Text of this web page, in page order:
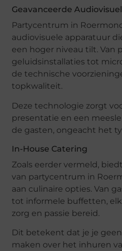
Geavanceerde
Partycentrum in
audiovisuele apparatuur
een hoger niveau tilt. Van
geluidsinstallaties tot
de technische
topkwaliteit.
Deze technologie zorgt
presentatie en een
de gasten, ongeacht het
In-House Catering
Zoals eerder vermeld,
van partycentrum in
aan culinaire opties. Van
tot informele buffetten,
zorg en passie bereid.
Dit betekent dat je je
maken over het inhuren